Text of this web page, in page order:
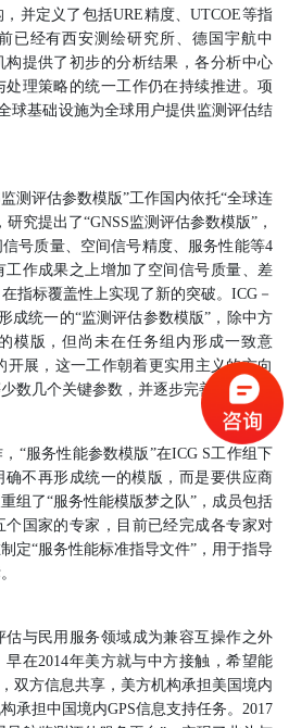
并定义了包括URE精度、UTCOE等指
已经有西安测绘研究所、德国宇航中
提供了初步的分析结果，各分析中心
理策略的统一工作仍在持续推进。项
球基础设施为全球用户提供监测评估结
评估参数模版”工作国内依托“全球连
究提出了“GNSS监测评估参数模版”，
号质量、空间信号精度、服务性能等4
工作成果之上增加了空间信号质量、差
指标覆盖性上实现了新的突破。ICG－
成统一的“监测评估参数模版”，除中方
模版，但尚未在任务组内形成一致意
开展，这一工作朝着更实用主义的方向
几个关键参数，并逐步完善。
服务性能参数模版”在ICG S工作组下
确不再形成统一的模版，而是要供应商
组了“服务性能模版梦之队”，成员包括
个国家的专家，目前已经完成各专家对
定“服务性能标准指导文件”，用于指导
与民用服务领域成为兼容互操作之外
在2014年美方就与中方接触，希望能
双方信息共享，美方机构承担美国境内
承担中国境内GPS信息支持任务。2017